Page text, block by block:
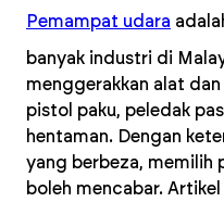
Pemampat udara
banyak industri di
menggerakkan alat
pistol paku, peledak
hentaman. Dengan
yang berbeza, memilih
boleh mencabar.